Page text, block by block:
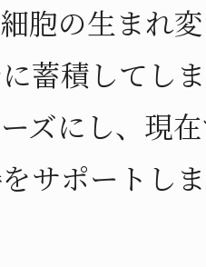
胞の生まれ
蓄積してし
ズにし、現
サポートし